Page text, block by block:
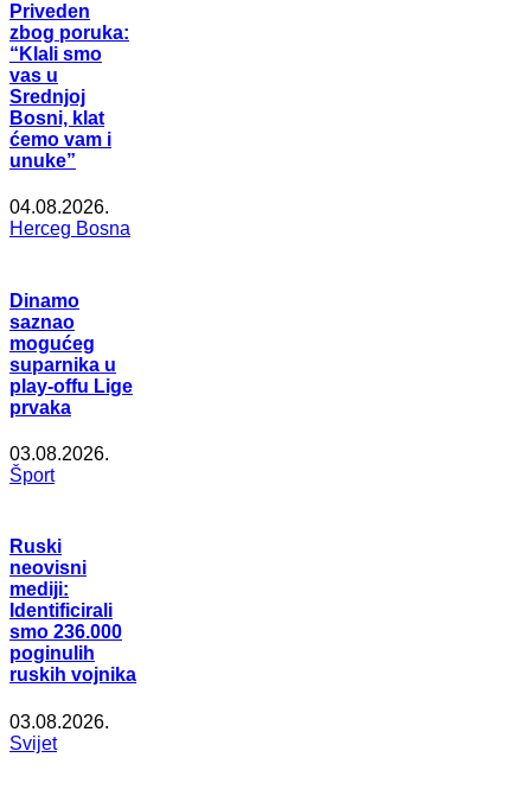
Priveden
zbog poruka:
“Klali smo
vas u
Srednjoj
Bosni, klat
ćemo vam i
unuke”
04.08.2026.
Herceg Bosna
Dinamo
saznao
mogućeg
suparnika u
play-offu Lige
prvaka
03.08.2026.
Šport
Ruski
neovisni
mediji:
Identificirali
smo 236.000
poginulih
ruskih vojnika
03.08.2026.
Svijet